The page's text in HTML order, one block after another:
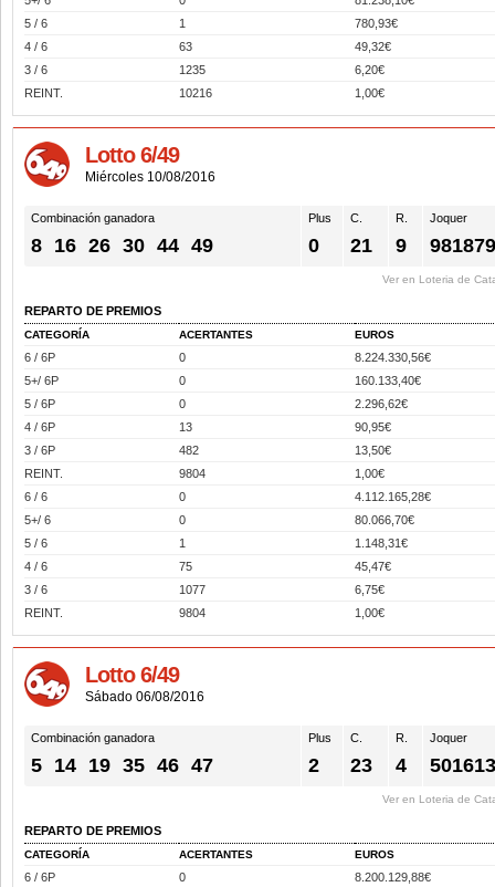
5 / 6
1
780,93€
4 / 6
63
49,32€
3 / 6
1235
6,20€
REINT.
10216 1,00€
Lotto 6/49
Miércoles 10/08/2016
Combinación ganadora
8 16 26 30 44 49
Plus
0
C.
21
R.
9
Joquer
Ver en Loteria de
REPARTO DE PREMIOS
CATEGORÍA ACERTANTES EUROS
6 / 6P 0
8.224.330,56€
5+/ 6P
0
160.133,40€
5 / 6P
0
2.296,62€
4 / 6P
13
90,95€
3 / 6P
482
13,50€
REINT.
9804
1,00€
6 / 6
0
4.112.165,28€
5+/ 6
0
80.066,70€
5 / 6
1
1.148,31€
4 / 6
75
45,47€
3 / 6
1077
6,75€
REINT.
9804 1,00€
Lotto 6/49
Sábado 06/08/2016
Combinación ganadora
5 14 19 35 46 47
Plus
2
C.
23
R.
4
Joquer
Ver en Loteria de
REPARTO DE PREMIOS
CATEGORÍA ACERTANTES EUROS
6 / 6P 0
8.200.129,88€